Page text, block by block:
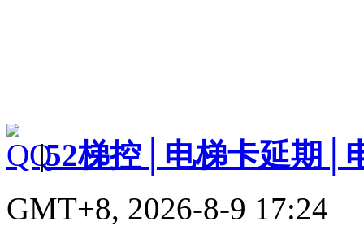
|52梯控│电梯卡延期│
GMT+8, 2026-8-9 17:24